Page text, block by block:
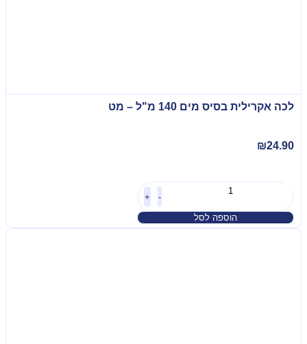
לכה אקרילית בסיס מים 140 מ"ל – מט
₪24.90
+
הוספה לסל